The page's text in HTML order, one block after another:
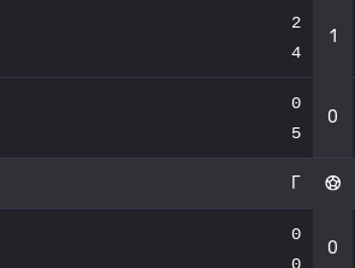
2
4
1
0
5
0
Г
0
0
0